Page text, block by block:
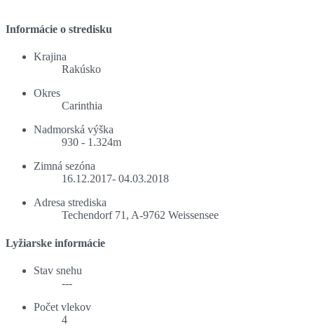
Informácie o stredisku
Krajina
Rakúsko
Okres
Carinthia
Nadmorská výška
930 - 1.324m
Zimná sezóna
16.12.2017- 04.03.2018
Adresa strediska
Techendorf 71, A-9762 Weissensee
Lyžiarske informácie
Stav snehu
---
Počet vlekov
4